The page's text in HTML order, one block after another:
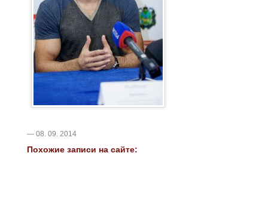
— 08. 09. 2014
Похожие записи на сайте: